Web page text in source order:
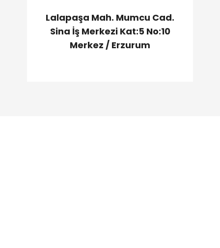
Lalapaşa Mah. Mumcu Cad.
Sina İş Merkezi Kat:5 No:10
Merkez / Erzurum